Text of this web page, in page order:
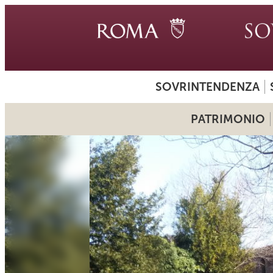
SOVRINTENDENZA
PATRIMONIO